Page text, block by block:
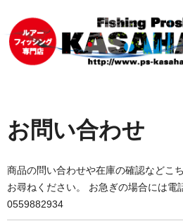
お問い合わせ
商品の問い合わせや在庫の確認などこ
お尋ねください。 お急ぎの場合には電
0559882934